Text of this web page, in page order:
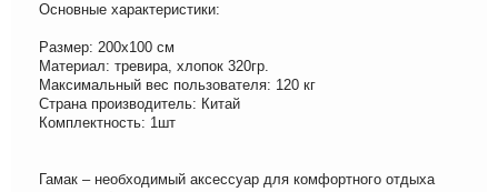
Основные характеристики:
Размер: 200х100 см
Материал: тревира, хлопок 320гр.
Максимальный вес пользователя: 120 кг
Страна производитель: Китай
Комплектность: 1шт
Гамак – необходимый аксессуар для комфортного отдыха